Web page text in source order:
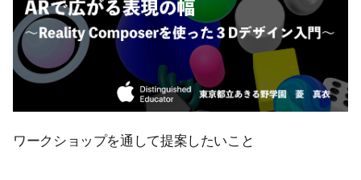
ワークショップを通して提案したいこと